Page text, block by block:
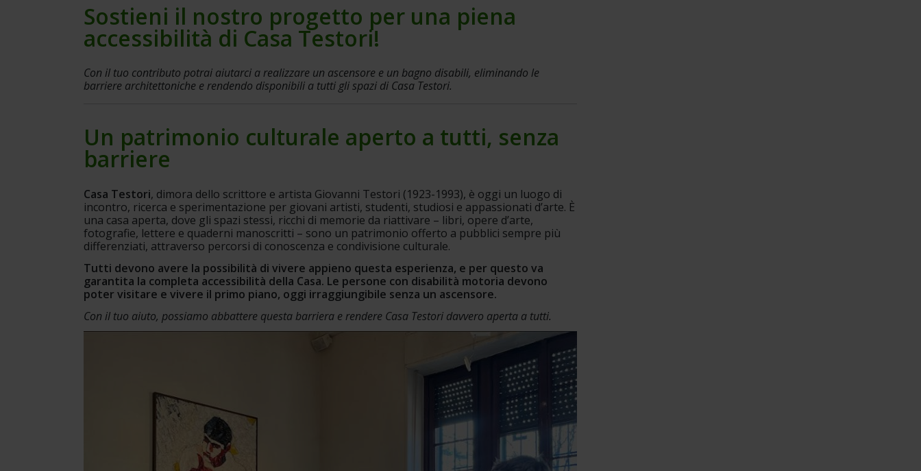
Sostieni il nostro progetto per una piena
accessibilità di Casa Testori!
Con il tuo contributo potrai aiutarci a realizzare un ascensore e un bagno disabili, eliminando le
barriere architettoniche e rendendo disponibili a tutti gli spazi di Casa Testori.
Un patrimonio culturale aperto a tutti, senza
barriere
Casa Testori, dimora dello scrittore e artista Giovanni Testori (1923-1993), è oggi un luogo di
incontro, ricerca e sperimentazione per giovani artisti, studenti, studiosi e appassionati d’arte. È
una casa aperta, dove gli spazi stessi, ricchi di memorie da riattivare – libri, opere d’arte,
fotografie, lettere e quaderni manoscritti – sono un patrimonio offerto a pubblici sempre più
differenziati, attraverso percorsi di conoscenza e condivisione culturale.
Tutti devono avere la possibilità di vivere appieno questa esperienza, e per questo va
garantita la completa accessibilità della Casa. Le persone con disabilità motoria devono
poter visitare e vivere il primo piano, oggi irraggiungibile senza un ascensore.
Con il tuo aiuto, possiamo abbattere questa barriera e rendere Casa Testori davvero aperta a tutti.